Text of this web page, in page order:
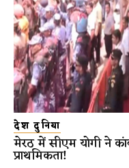
देश दुनिया
मेरठ में सीएम योगी ने
प्राथमिकता!